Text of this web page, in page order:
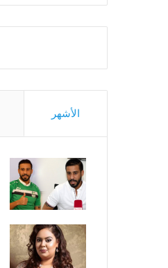
الأشهر